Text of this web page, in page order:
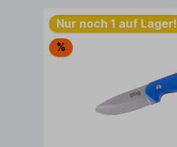
Nur noch 1 auf Lager!
%